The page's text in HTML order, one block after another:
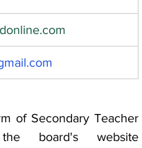
of Secondary Teacher